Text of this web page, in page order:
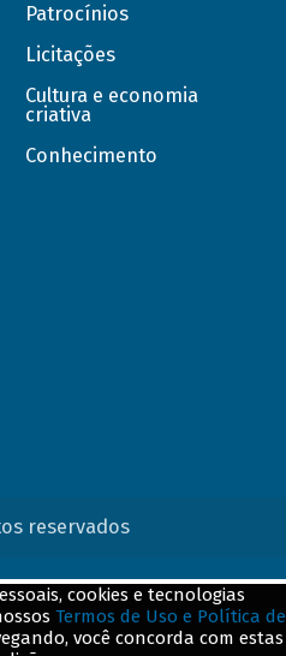
Patrocínios
Licitações
Cultura e economia
criativa
Conhecimento
reservados
cookies e tecnologias
Termos de Uso e Política de
você concorda com estas